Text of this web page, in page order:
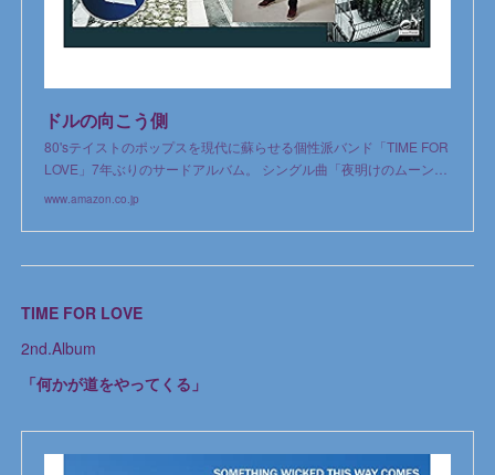
ドルの向こう側
80'sテイストのポップスを現代に蘇らせる個性派バンド「TIME FOR
LOVE」7年ぶりのサードアルバム。 シングル曲「夜明けのムーン…
www.amazon.co.jp
TIME FOR LOVE
2nd.Album
「何かが道をやってくる」